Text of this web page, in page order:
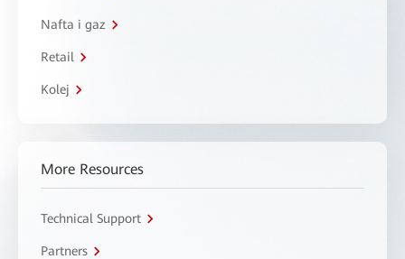
Nafta i gaz
Retail
Kolej
More Resources
Technical Support
Partners